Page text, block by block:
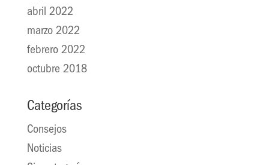
abril 2022
marzo 2022
febrero 2022
octubre 2018
Categorías
Consejos
Noticias